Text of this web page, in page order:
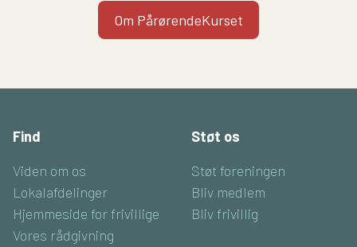
Om PårørendeKurset
Find
Viden om os
Lokalafdelinger
Hjemmeside for frivillige
Vores rådgivning
Støt os
Støt foreningen
Bliv medlem
Bliv frivillig